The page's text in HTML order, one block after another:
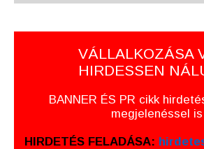
VÁLLALKOZÁSA
HIRDESSEN
BANNER ÉS PR cikk
megjelenéssel is
HIRDETÉS FELADÁSA: